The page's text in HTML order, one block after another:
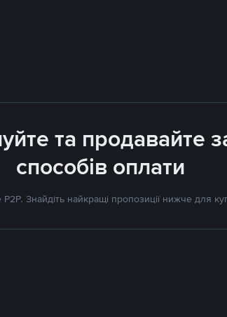
та
способів оплати
Знайдіть найкращі пропозиції нижче для